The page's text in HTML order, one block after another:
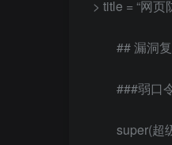
> title = “网页
## 漏洞
###弱口
super(超